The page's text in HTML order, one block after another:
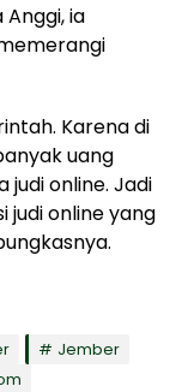
ia
Karena di
uang
online. Jadi
judi online yang
Jember